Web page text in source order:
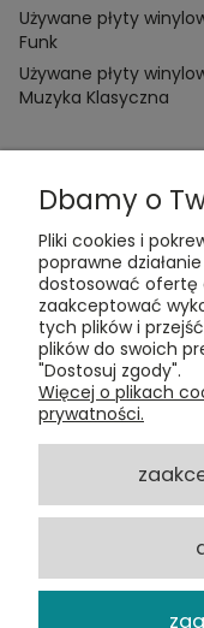
Używane płyty
Funk
Używane płyty
Muzyka Klasyczna
Kontakt:
t:+48 609 155 327
e:
ul. Chmielna 20, 00-
Dbamy o
Pliki cookies i
poprawne
dostosować ofertę
zaakceptować
tych plików i
plików do swoich
"Dostosuj zgody".
Więcej o plikach
prywatności.